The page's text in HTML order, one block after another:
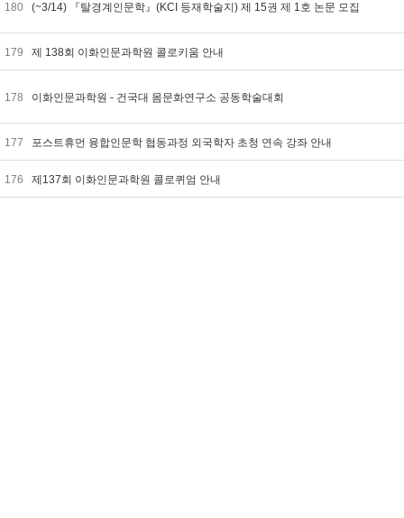
180 (~3/14) 『탈경계인문학』(KCI 등재학술지) 제 15권 제 1호 논문 모집
179 제 138회 이화인문과학원 콜로키움 안내
178 이화인문과학원 - 건국대 몸문화연구소 공동학술대회
177 포스트휴먼 융합인문학 협동과정 외국학자 초청 연속 강좌 안내
176 제137회 이화인문과학원 콜로퀴엄 안내